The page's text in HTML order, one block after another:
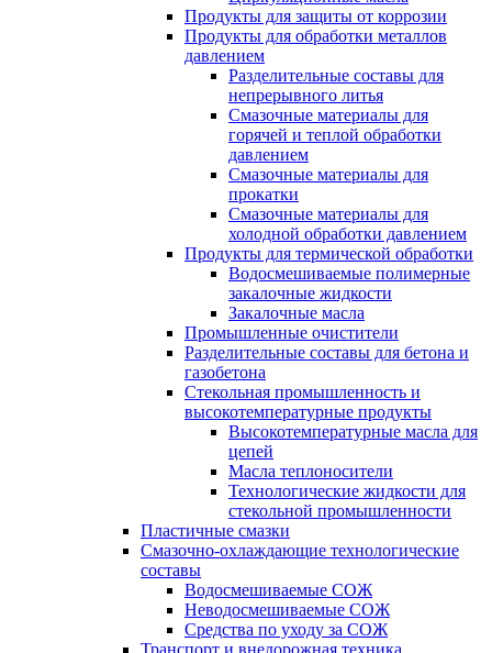
Продукты для защиты от коррозии
Продукты для обработки металлов
давлением
Разделительные составы для
непрерывного литья
Смазочные материалы для
горячей и теплой обработки
давлением
Смазочные материалы для
прокатки
Смазочные материалы для
холодной обработки давлением
Продукты для термической обработки
Водосмешиваемые полимерные
закалочные жидкости
Закалочные масла
Промышленные очистители
Разделительные составы для бетона и
газобетона
Стекольная промышленность и
высокотемпературные продукты
Высокотемпературные масла для
цепей
Масла теплоносители
Технологические жидкости для
стекольной промышленности
Пластичные смазки
Смазочно-охлаждающие технологические
составы
Водосмешиваемые СОЖ
Неводосмешиваемые СОЖ
Средства по уходу за СОЖ
Транспорт и внедорожная техника